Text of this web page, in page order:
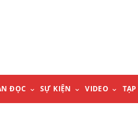
ĐỌC SỰ KIỆN VIDEO